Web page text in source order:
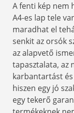
A fenti kép nem
A4-es lap tele
maradhat el
senkit az orsók
az alapvető
tapasztalata, az
karbantartást és
hiszen egy jó
egy tekerő